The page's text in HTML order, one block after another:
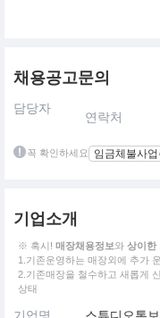
채용공고문의
담당자
연락처
꼭 확인하세요 임금체불사
기업소개
※ 혹시! 매장채용정보와 상이한
1.기존운영하는 매장외에 추가
2.기존매장을 철수하고 새롭게
상태